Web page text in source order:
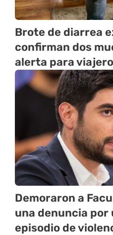
Brote de diarrea
confirman dos
alerta para
Demoraron a
una denuncia
episodio de